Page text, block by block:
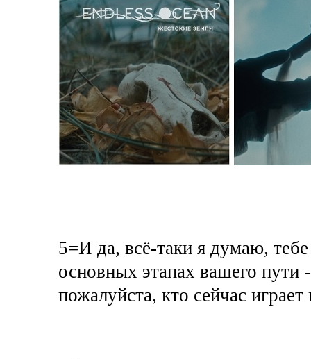
5=И да, всё-таки я думаю,
основных этапах вашего
пожалуйста, кто сейчас играет